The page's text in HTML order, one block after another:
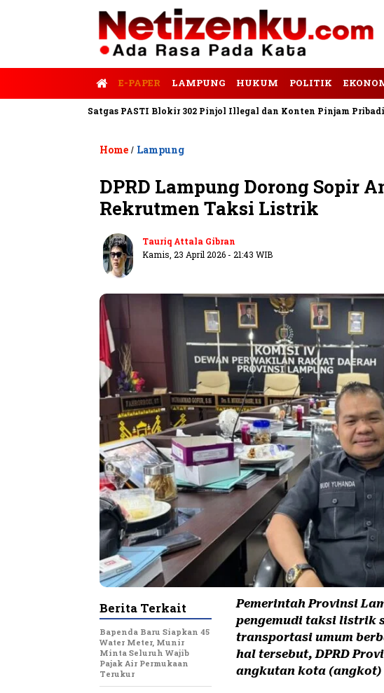
E-PAPER LAMPUNG HUKUM POLITIK
Satgas PASTI Blokir 302 Pinjol Illegal dan Konten Pinjam Pribadi
Home / Lampung
DPRD Lampung Dorong Sopir
Rekrutmen Taksi Listrik
Tauriq Attala Gibran
Kamis, 23 April 2026 - 21:43 WIB
Pemerintah Provinsi
pengemudi taksi listrik
transportasi umum
hal tersebut, DPRD
angkutan kota
Berita Terkait
Bapenda Baru Siapkan 45
Water Meter, Munir
Minta Seluruh Wajib
Pajak Air Permukaan
Terukur